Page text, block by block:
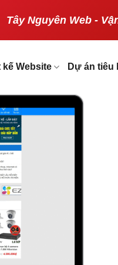
Tây Nguyên Web -
kế Website Dự án tiêu